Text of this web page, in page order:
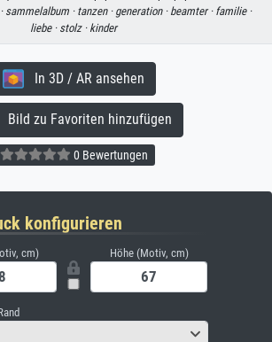
sammelalbum · tanzen · generation · beamter · familie ·
liebe · stolz · kinder
In 3D / AR ansehen
zu Favoriten hinzufügen
0 Bewertungen
konfigurieren
cm) Höhe (Motiv, cm)